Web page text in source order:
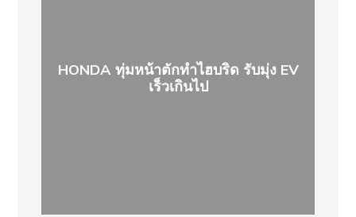
HONDA ทุ่มหน้าตักทำไฮบริด รับมุ่ง EV
เร็วเกินไป